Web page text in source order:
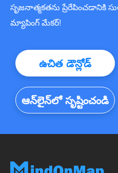
సృజనాత్మకతను
మ్యాపింగ్ మేకర్!
ఉచిత డౌన్లోడ్
ఆన్‌లైన్‌లో సృష్టించండి